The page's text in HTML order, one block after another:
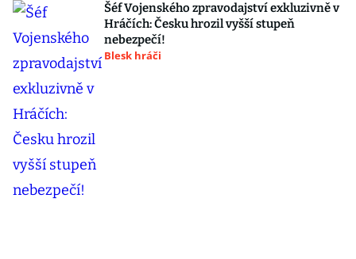
Šéf Vojenského zpravodajství exkluzivně v
Hráčích: Česku hrozil vyšší stupeň
nebezpečí!
Blesk hráči